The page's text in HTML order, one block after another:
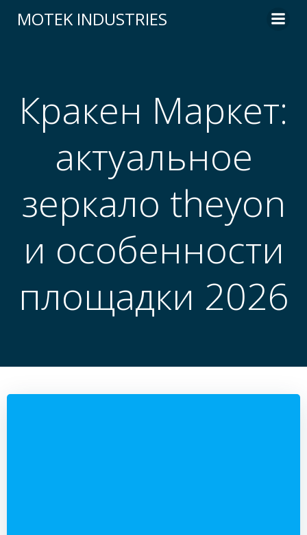
to
MOTEK INDUSTRIES
Кракен Маркет:
актуальное
зеркало theyon
и особенности
площадки 2026